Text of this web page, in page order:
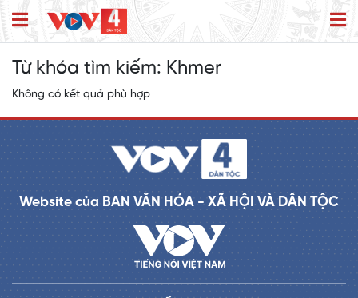
Từ khóa tìm kiếm: Khmer
Không có kết quả phù hợp
Website của BAN VĂN HÓA - XÃ HỘI VÀ DÂN TỘC